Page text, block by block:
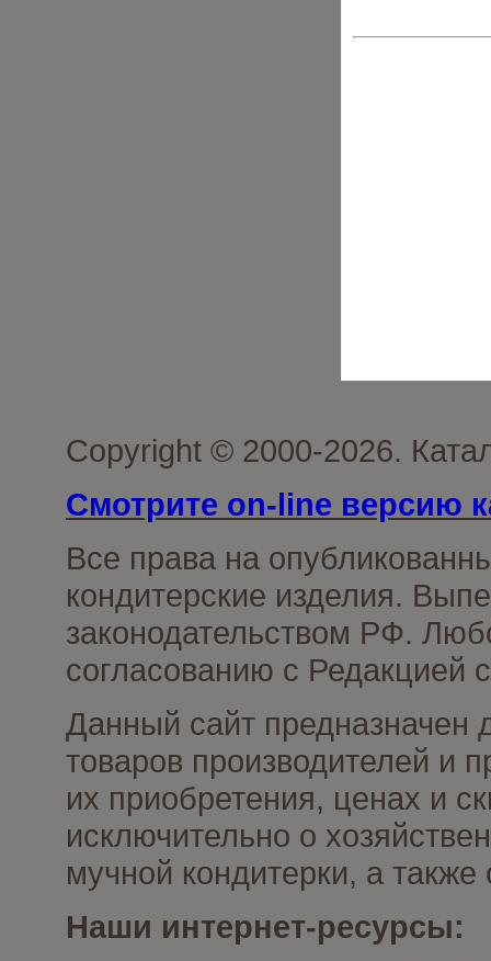
Copyright © 2000-2026.
Смотрите on-line версию
Все права на
кондитерские изделия.
законодательством РФ.
согласованию с Редакцией
Данный сайт предназначен
товаров производителей и
их приобретения, ценах и
исключительно о
мучной кондитерки, а
Наши интернет-ресурсы: